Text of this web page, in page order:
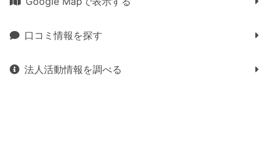
口コミ情報を探す
法人活動情報を調べる